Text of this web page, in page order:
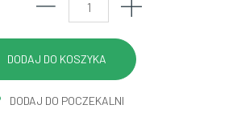
DODAJ DO POCZEKALNI